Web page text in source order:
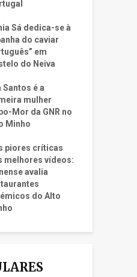
Sá dedica-se à
do caviar
em
do Neiva
Santos é a
mulher
Mor da GNR no
Minho
piores críticas
melhores vídeos:
avalia
do Alto